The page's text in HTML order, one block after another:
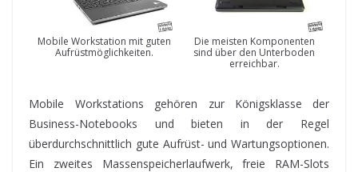
Mobile Workstation mit guten
Aufrüstmöglichkeiten.
Die meisten Komponenten
sind über den Unterboden
erreichbar.
Mobile Workstations gehören zur Königsklasse der
Business-Notebooks und bieten in der Regel
überdurchschnittlich gute Aufrüst- und Wartungsoptionen.
Ein zweites Massenspeicherlaufwerk, freie RAM-Slots